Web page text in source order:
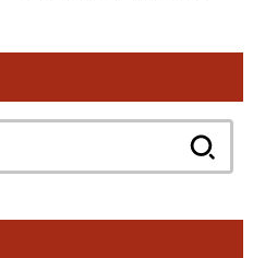
索: